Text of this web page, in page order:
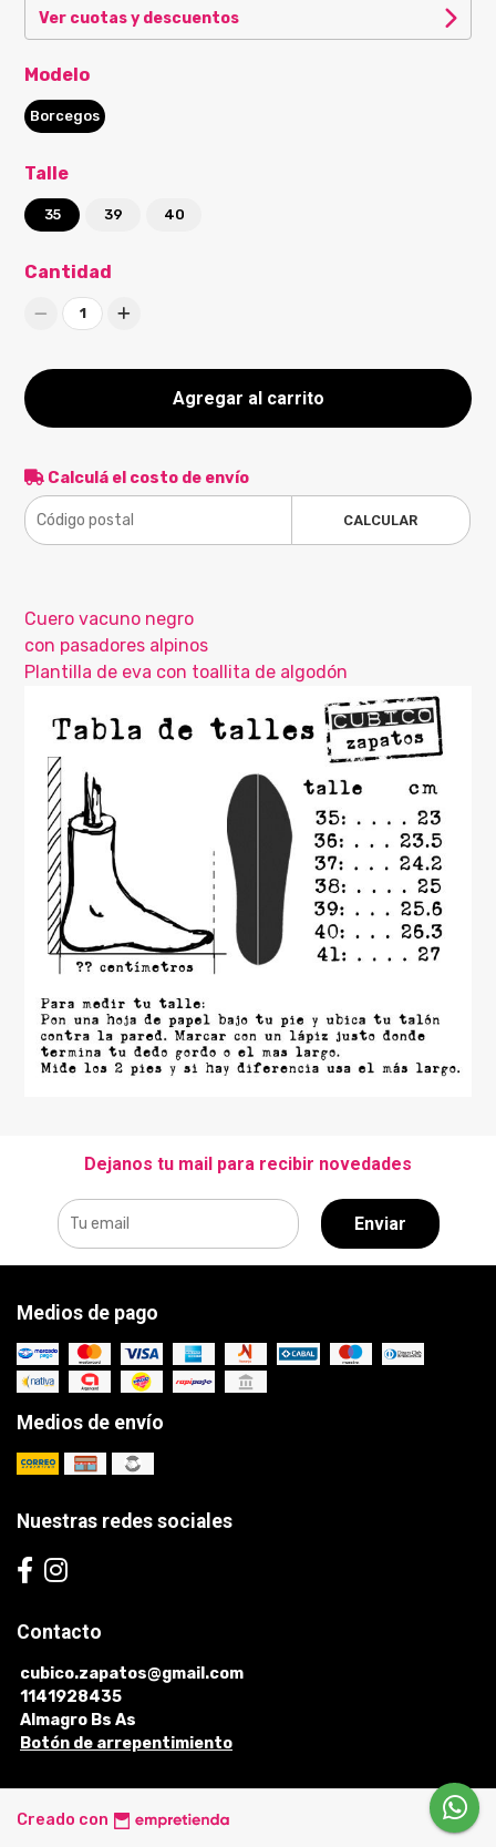
Ver cuotas y descuentos
Modelo
Borcegos
Talle
35 39 40
Cantidad
1
Agregar al carrito
Calculá el costo de envío
CALCULAR
Cuero vacuno negro
con pasadores alpinos
Plantilla de eva con toallita de algodón
Dejanos tu mail para recibir novedades
Enviar
Medios de pago
Medios de envío
Nuestras redes sociales
Contacto
cubico.zapatos@gmail.com
1141928435
Almagro Bs As
Botón de arrepentimiento
Creado con